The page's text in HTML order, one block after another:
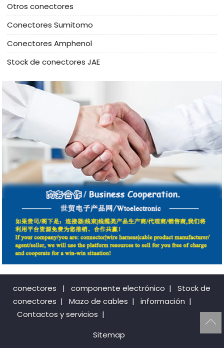
Otros conectores
Conectores Sumitomo
Conectores Amphenol
Stock de conectores JAE
conectores | componente electrónico |
Stock de
conectores | Mazo de cables | información |
Contactos y servicios |
Sitemap